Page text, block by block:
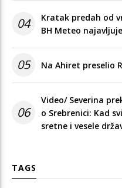
04
Kratak predah od
BH Meteo
05 Na Ahiret preselio
06
Video/ Severina
o Srebrenici: Kad
sretne i vesele
TAGS